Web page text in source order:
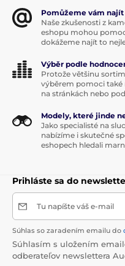
Pomůžeme vám
Naše zkušenosti z
eshopu mohou
dokážeme najít to
Výběr podle
Protože většinu
výběrem pomoci
na stránkách nebo
Modely, které jinde
Jako specialisté na
nabízíme i skutečné
eshopech hledali
Prihláste sa do
Tu napíšte váš e-mail
Súhlas so zaradením emailu do
Súhlasím s uložením
odberateľov newslettera